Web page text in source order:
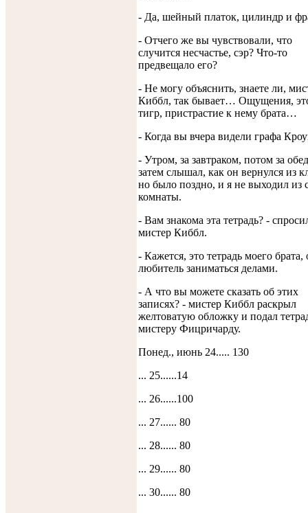
- Да, шейный платок, цилиндр и
- Отчего же вы чувствовали, что
случится несчастье, сэр? Что-то
предвещало его?
- Не могу объяснить, знаете ли,
Киббл, так бывает… Ощущения,
тигр, пристрастие к нему брата…
- Когда вы вчера видели графа
- Утром, за завтраком, потом за
затем слышал, как он вернулся из
но было поздно, и я не выходил из
комнаты.
- Вам знакома эта тетрадь? -
мистер Киббл.
- Кажется, это тетрадь моего брата,
любитель заниматься делами.
- А что вы можете сказать об этих
записях? - мистер Киббл раскрыл
желтоватую обложку и подал
мистеру Фицричарду.
Понед., июнь 24..... 130
... 25......14
... 26......100
... 27...... 80
... 28...... 80
... 29...... 80
... 30...... 80